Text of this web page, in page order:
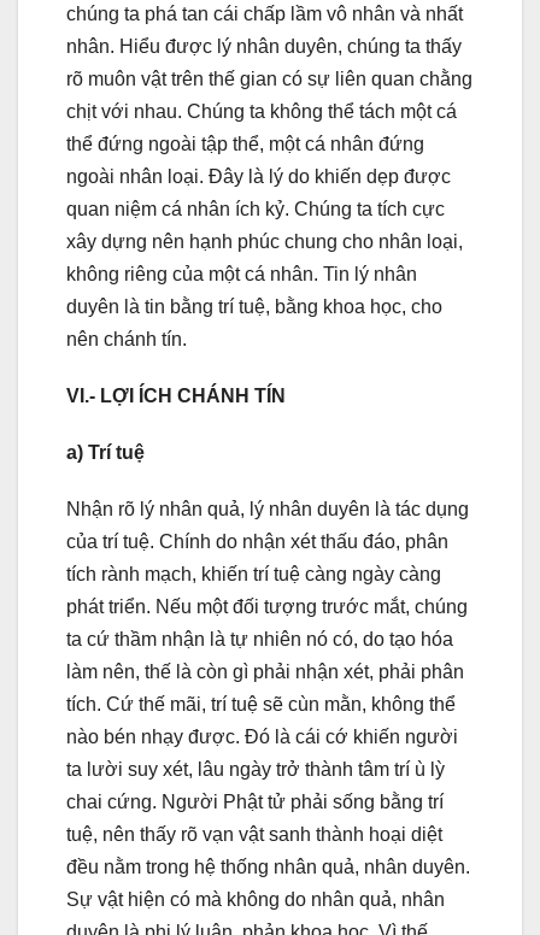
chúng ta phá tan cái chấp lầm vô nhân và nhất
nhân. Hiểu được lý nhân duyên, chúng ta thấy
rõ muôn vật trên thế gian có sự liên quan chằng
chịt với nhau. Chúng ta không thể tách một cá
thể đứng ngoài tập thể, một cá nhân đứng
ngoài nhân loại. Đây là lý do khiến dẹp được
quan niệm cá nhân ích kỷ. Chúng ta tích cực
xây dựng nên hạnh phúc chung cho nhân loại,
không riêng của một cá nhân. Tin lý nhân
duyên là tin bằng trí tuệ, bằng khoa học, cho
nên chánh tín.
VI.- LỢI ÍCH CHÁNH TÍN
a) Trí tuệ
Nhận rõ lý nhân quả, lý nhân duyên là tác dụng
của trí tuệ. Chính do nhận xét thấu đáo, phân
tích rành mạch, khiến trí tuệ càng ngày càng
phát triển. Nếu một đối tượng trước mắt, chúng
ta cứ thầm nhận là tự nhiên nó có, do tạo hóa
làm nên, thế là còn gì phải nhận xét, phải phân
tích. Cứ thế mãi, trí tuệ sẽ cùn mằn, không thể
nào bén nhạy được. Đó là cái cớ khiến người
ta lười suy xét, lâu ngày trở thành tâm trí ù lỳ
chai cứng. Người Phật tử phải sống bằng trí
tuệ, nên thấy rõ vạn vật sanh thành hoại diệt
đều nằm trong hệ thống nhân quả, nhân duyên.
Sự vật hiện có mà không do nhân quả, nhân